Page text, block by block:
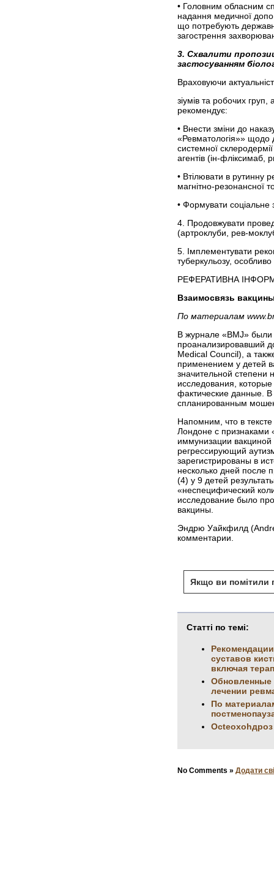
• Головним обласним
надання медичної
що потребують
загострення
3. Схвалити
застосуванням
Враховуючи
зіумів та робочих груп,
рекомендує:
• Внести зміни до
«Ревматологія»» щодо
системної
агентів (ін-
• Втілювати в рутинну
магнітно-резонансної
• Формувати
4. Продовжувати
(артроклуби, рев-
5. Імплементувати
туберкульозу,
РЕФЕРАТИВНА
Взаимосвязь
По материалам
В журнале «BMJ» были
проанализировавший
Medical Council), а
применением у детей
значительной степени
исследования,
фактические данные. В
спланированным
Напомним, что в
Лондоне с признаками
иммунизации
регрессирующий
зарегистрированы в
несколько дней после
(4) у 9 детей
«неспецифический
исследование было
вакцины.
Эндрю Уайкфилд
комментарии.
Якщо ви помітили
Статті по темі:
суставов
включая
Обновленные
лечении
По
Оcteоxоhдpоз
No Comments » Додати